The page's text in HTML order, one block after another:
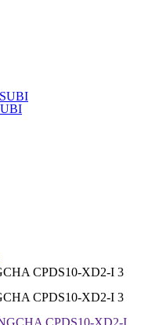
CPDS10-XD2-I 3
CPDS10-XD2-I 3